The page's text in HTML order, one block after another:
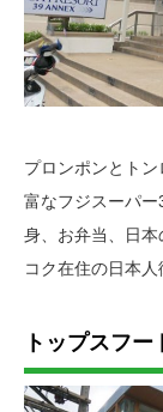
プロンポンとト
富なフジスーパ
身、お弁当、日
コク在住の日本人
トップスフー